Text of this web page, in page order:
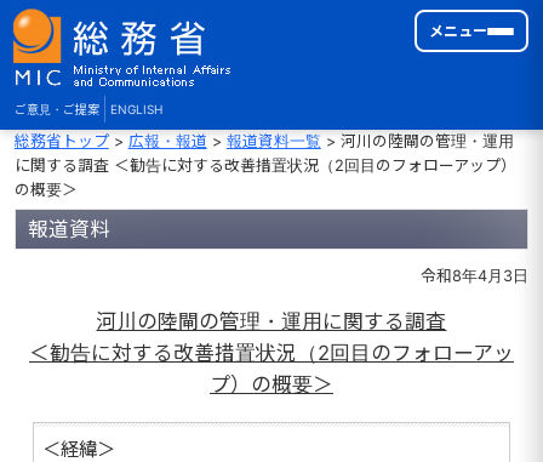
ご意見・ご提案 ENGLISH
メニュー
総務省トップ> 広報・報道 > 報道資料一覧> 河川の陸閘の管理・運用
に関する調査 ＜勧告に対する改善措置状況（2回目のフォローアップ）
の概要＞
報道資料
令和8年4月3日
河川の陸閘の管理・運用に関する調査
＜勧告に対する改善措置状況（2回目のフォローアッ
プ）の概要＞
＜経緯＞